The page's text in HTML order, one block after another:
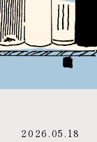
2026.05.18